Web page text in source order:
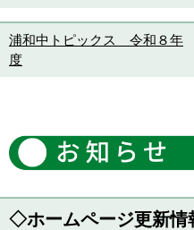
浦和中トピックス 令和８年
度
◇ホームページ更新情